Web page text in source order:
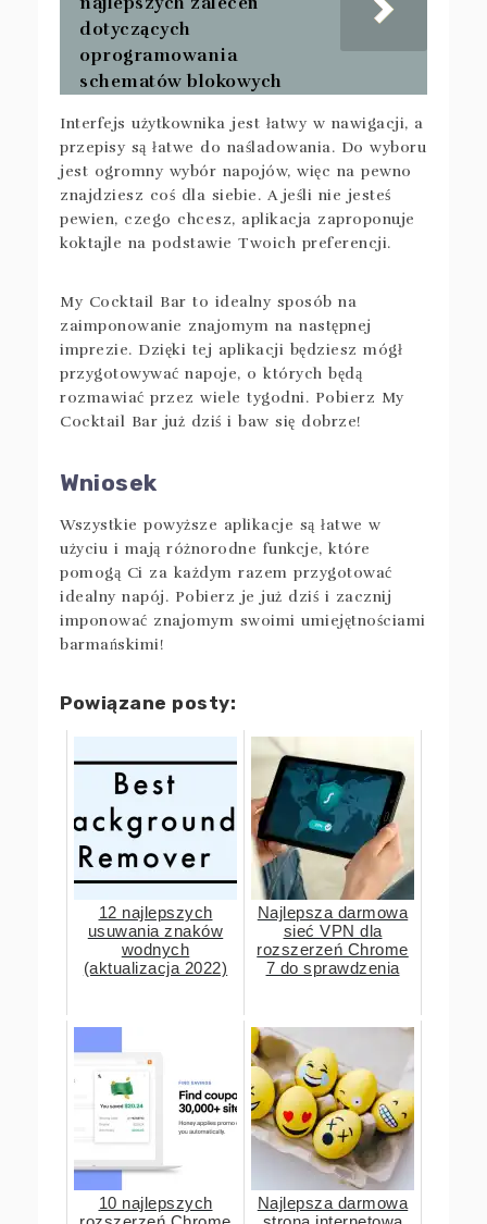
dotyczących
oprogramowania
schematów blokowych
Interfejs użytkownika jest łatwy w nawigacji, a
przepisy są łatwe do naśladowania. Do wyboru
jest ogromny wybór napojów, więc na pewno
znajdziesz coś dla siebie. A jeśli nie jesteś
pewien, czego chcesz, aplikacja zaproponuje
koktajle na podstawie Twoich preferencji.
My Cocktail Bar to idealny sposób na
zaimponowanie znajomym na następnej
imprezie. Dzięki tej aplikacji będziesz mógł
przygotowywać napoje, o których będą
rozmawiać przez wiele tygodni. Pobierz My
Cocktail Bar już dziś i baw się dobrze!
Wniosek
Wszystkie powyższe aplikacje są łatwe w
użyciu i mają różnorodne funkcje, które
pomogą Ci za każdym razem przygotować
idealny napój. Pobierz je już dziś i zacznij
imponować znajomym swoimi umiejętnościami
barmańskimi!
Powiązane posty:
12 najlepszych
usuwania znaków
wodnych
(aktualizacja 2022)
Najlepsza darmowa
sieć VPN dla
rozszerzeń Chrome
7 do sprawdzenia
10 najlepszych
Najlepsza darmowa